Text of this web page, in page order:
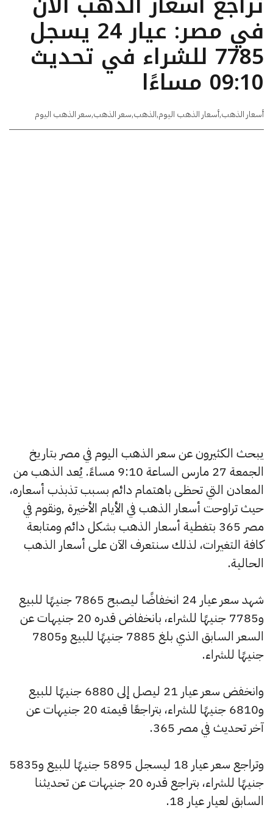
في مصر: عيار 24 يسجل
7785 للشراء في تحديث
09:10 مساءًا
أسعار الذهب,أسعار الذهب اليوم,الذهب,سعر الذهب,سعر الذهب اليوم
يبحث الكثيرون عن سعر الذهب اليوم في مصر بتاريخ
الجمعة 27 مارس الساعة 9:10 مساءً. يُعد الذهب من
المعادن التي تحظى باهتمام دائم بسبب تذبذب أسعاره،
حيث تراوحت أسعار الذهب في الأيام الأخيرة ,ونقوم في
مصر 365 بتغطية أسعار الذهب بشكل دائم ومتابعة
كافة التغيرات، لذلك سنتعرف الآن على أسعار الذهب
الحالية.
شهد سعر عيار 24 انخفاضًا ليصبح 7865 جنيهًا للبيع
و7785 جنيهًا للشراء، بانخفاض قدره 20 جنيهات عن
السعر السابق الذي بلغ 7885 جنيهًا للبيع و7805
جنيهًا للشراء.
وانخفض سعر عيار 21 ليصل إلى 6880 جنيهًا للبيع
و6810 جنيهًا للشراء، بتراجعًا قيمته 20 جنيهات عن
آخر تحديث في مصر 365.
وتراجع سعر عيار 18 ليسجل 5895 جنيهًا للبيع و5835
جنيهًا للشراء، بتراجع قدره 20 جنيهات عن تحديثنا
السابق لعيار عيار 18.